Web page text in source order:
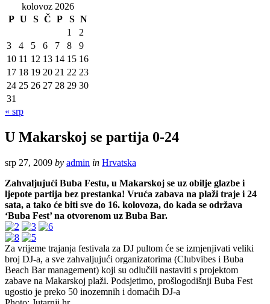
kolovoz 2026
P U S Č P S N
1
2
3
4 5 6 7 8
9
10 11 12 13 14 15 16
17 18 19 20 21 22 23
24 25 26 27 28 29 30
31
« srp
U Makarskoj se partija 0-24
srp 27, 2009 by admin in Hrvatska
Zahvaljujući Buba Festu, u Makarskoj se uz obilje glazbe i
ljepote partija bez prestanka! Vruća zabava na plaži traje i 24
sata, a tako će biti sve do 16. kolovoza, do kada se održava
‘Buba Fest’ na otvorenom uz Buba Bar.
Za vrijeme trajanja festivala za DJ pultom će se izmjenjivati veliki
broj DJ-a, a sve zahvaljujući organizatorima (Clubvibes i Buba
Beach Bar management) koji su odlučili nastaviti s projektom
zabave na Makarskoj plaži. Podsjetimo, prošlogodišnji Buba Fest
ugostio je preko 50 inozemnih i domaćih DJ-a